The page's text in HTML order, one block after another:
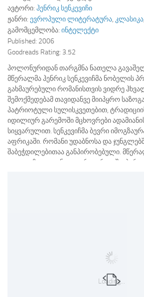
ავტორი: ჰენრიკ სენკევიჩი
ჟანრი: ევროპული ლიტერატურა, კლასიკა
გამომცემლობა: ინტელექტი
Published: 2006
Goodreads Rating: 3.52
პოლონურიდან თარგმნა ნათელა
მწერალმა ჰენრიკ სენკევიჩმა ნობელის
გახმაურებული რომანისთვის ვიდრე
შემოქმედებამ თავიდანვე მიიპყრო
პატრიოტული სულისკვეთებით,
იდილიურ გარემოში მცხოვრები
სიყვარულით. სენკევიჩმა ბევრი
აფრიკაში. რომანი უდაბნოსა და
შაბეჭდილებითაა განპირობებული.
ცივილიზაციიდან ველურ აფრიკაში,
Loading...